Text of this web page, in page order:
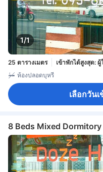
1/1
25 ตารางเมตร เข้าพักได้สูงสุด:
ห้องปลอดบุหรี่
เลือกวัน
8 Beds Mixed Dormitory